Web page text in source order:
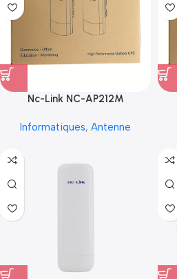
Nc-Link NC-AP212M
Informatiques, Antenne